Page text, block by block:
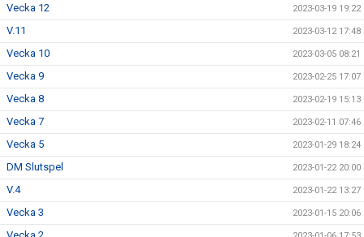
Vecka 12 2023-03-19 19:22
V.11 2023-03-12 17:48
Vecka 10 2023-03-05 08:21
Vecka 9 2023-02-25 17:07
Vecka 8 2023-02-19 15:13
Vecka 7 2023-02-11 07:46
Vecka 5 2023-01-29 18:24
DM Slutspel 2023-01-22 20:00
V.4 2023-01-22 13:27
Vecka 3 2023-01-15 20:06